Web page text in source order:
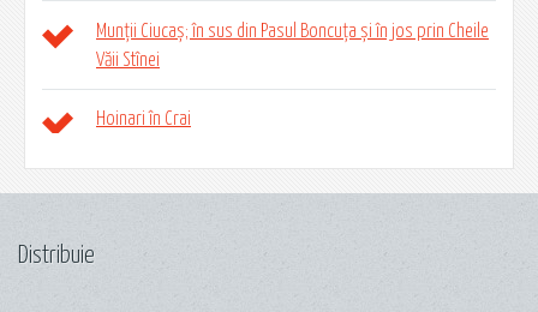
Munții Ciucaș; în sus din Pasul Boncuța și în jos prin Cheile
Văii Stînei
Hoinari în Crai
Distribuie